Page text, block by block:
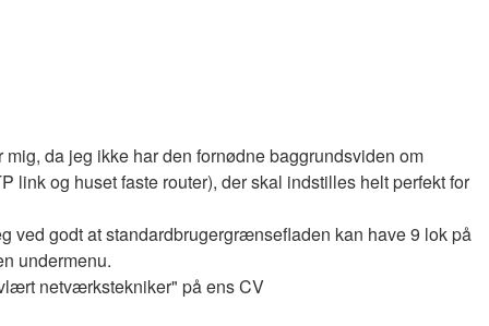
da jeg ikke har den fornødne baggrundsviden om
link og huset faste router), der skal indstilles helt perfekt for
ved godt at standardbrugergrænsefladen kan have 9 lok på
undermenu.
netværkstekniker" på ens CV